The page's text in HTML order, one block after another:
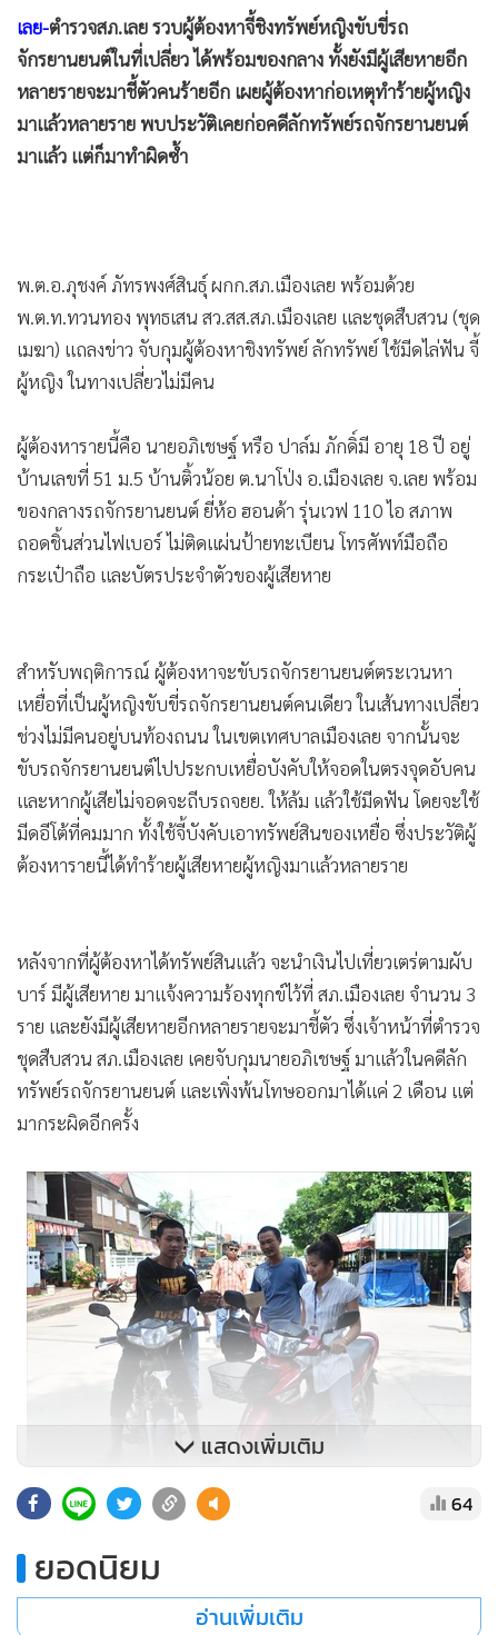
กีฬา
•
ต่างประเทศ
Special Scoop
• เศรษฐกิจ-ธุรกิจ
• จีน
• เกม
• วิทยาศาสตร์
• SMEs
• หุ้น
• กองทุนรวม
• Celeb Online
Factcheck
ญี่ปุ่น
เลย-ตำรวจสภ.เลย รวบผู้ต้องหาจี้ชิงทรัพย์หญิงขับขี่รถ
จักรยานยนต์ในที่เปลี่ยว ได้พร้อมของกลาง ทั้งยังมีผู้เสียหายอีก
หลายรายจะมาชี้ตัวคนร้ายอีก เผยผู้ต้องหาก่อเหตุทำร้ายผู้หญิง
มาแล้วหลายราย พบประวัติเคยก่อคดีลักทรัพย์รถจักรยานยนต์
มาแล้ว แต่ก็มาทำผิดซ้ำ
พ.ต.อ.ภุชงค์ ภัทรพงศ์สินธุ์ ผกก.สภ.เมืองเลย พร้อมด้วย
พ.ต.ท.ทวนทอง พุทธเสน สว.สส.สภ.เมืองเลย และชุดสืบสวน (ชุด
เมฆา) แถลงข่าว จับกุมผู้ต้องหาชิงทรัพย์ ลักทรัพย์ ใช้มีดไล่ฟัน จี้
ผู้หญิง ในทางเปลี่ยวไม่มีคน
ผู้ต้องหารายนี้คือ นายอภิเชษฐ์ หรือ ปาล์ม ภักดิ์มี อายุ 18 ปี อยู่
บ้านเลขที่ 51 ม.5 บ้านติ้วน้อย ต.นาโป่ง อ.เมืองเลย จ.เลย พร้อม
ของกลางรถจักรยานยนต์ ยี่ห้อ ฮอนด้า รุ่นเวฟ 110 ไอ สภาพ
ถอดชิ้นส่วนไฟเบอร์ ไม่ติดแผ่นป้ายทะเบียน โทรศัพท์มือถือ
กระเป๋าถือ และบัตรประจำตัวของผู้เสียหาย
สำหรับพฤติการณ์ ผู้ต้องหาจะขับรถจักรยานยนต์ตระเวนหา
เหยื่อที่เป็นผู้หญิงขับขี่รถจักรยานยนต์คนเดียว ในเส้นทางเปลี่ยว
ช่วงไม่มีคนอยู่บนท้องถนน ในเขตเทศบาลเมืองเลย จากนั้นจะ
ขับรถจักรยานยนต์ไปประกบเหยื่อบังคับให้จอดในตรงจุดอับคน
และหากผู้เสียไม่จอดจะถีบรถจยย. ให้ล้ม แล้วใช้มีดฟัน โดยจะใช้
มีดอีโต้ที่คมมาก ทั้งใช้จี้บังคับเอาทรัพย์สินของเหยื่อ ซึ่งประวัติผู้
ต้องหารายนี้ได้ทำร้ายผู้เสียหายผู้หญิงมาแล้วหลายราย
หลังจากที่ผู้ต้องหาได้ทรัพย์สินแล้ว จะนำเงินไปเที่ยวเตร่ตามผับ
บาร์ มีผู้เสียหาย มาแจ้งความร้องทุกข์ไว้ที่ สภ.เมืองเลย จำนวน 3
ราย และยังมีผู้เสียหายอีกหลายรายจะมาชี้ตัว ซึ่งเจ้าหน้าที่ตำรวจ
ชุดสืบสวน สภ.เมืองเลย เคยจับกุมนายอภิเชษฐ์ มาแล้วในคดีลัก
ทรัพย์รถจักรยานยนต์ และเพิ่งพ้นโทษออกมาได้แค่ 2 เดือน แต่
มากระผิดอีกครั้ง
แสดงเพิ่มเติม
64
ยอดนิยม
อ่านเพิ่มเติม